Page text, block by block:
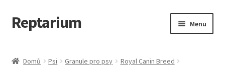
Přeskočit
na
Přejít
k
webu
Reptarium Menu
Domů Psi Granule pro psy
Royal Canin Breed